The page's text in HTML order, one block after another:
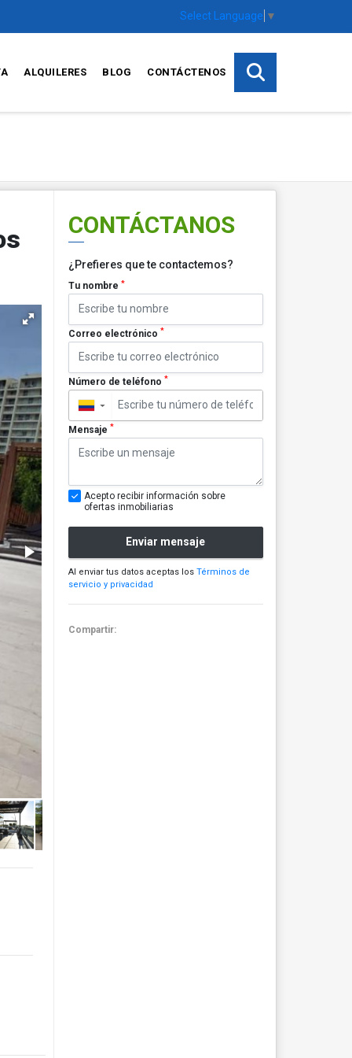
Select Language ▼
ALQUILERES BLOG CONTÁCTENOS
CONTÁCTANOS
¿Prefieres que te contactemos?
Tu nombre *
Correo electrónico *
Número de teléfono *
▼
Mensaje *
Acepto recibir información sobre
ofertas inmobiliarias
Enviar mensaje
Al enviar tus datos aceptas los Términos de
servicio y privacidad
Compartir: